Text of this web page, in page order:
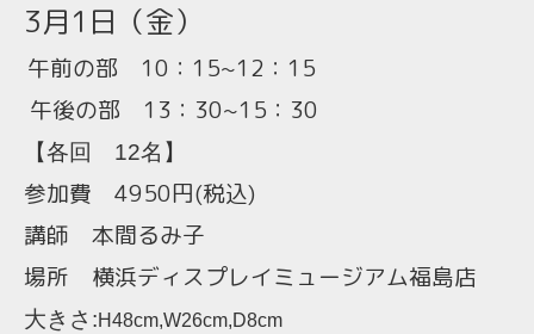
3月1日（金）
午前の部 10：15~12：15
午後の部 13：30~15：30
【各回 12名】
参加費 4950円(税込)
講師 本間るみ子
場所 横浜ディスプレイミュージアム福島店
大きさ :H48cm,W26cm,D8cm